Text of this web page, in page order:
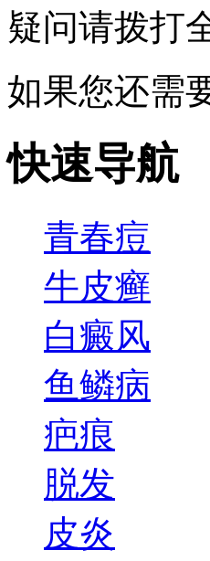
疑问请拨打
如果您还需
快速导航
青春痘
牛皮癣
白癜风
鱼鳞病
疤痕
脱发
皮炎